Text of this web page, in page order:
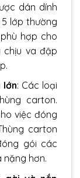
dán dính
lớp thường
hợp cho
chịu va đập
lớn: Các loại
carton.
việc đóng
carton
gói các
nặng hơn.